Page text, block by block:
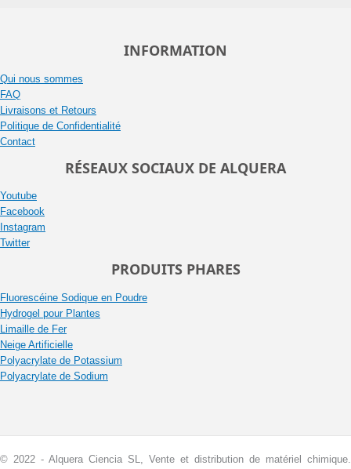
INFORMATION
Qui nous sommes
FAQ
Livraisons et Retours
Politique de Confidentialité
Contact
RÉSEAUX SOCIAUX DE ALQUERA
Youtube
Facebook
Instagram
Twitter
PRODUITS PHARES
Fluorescéine Sodique en Poudre
Hydrogel pour Plantes
Limaille de Fer
Neige Artificielle
Polyacrylate de Potassium
Polyacrylate de Sodium
© 2022 - Alquera Ciencia SL, Vente et distribution de matériel chimique.